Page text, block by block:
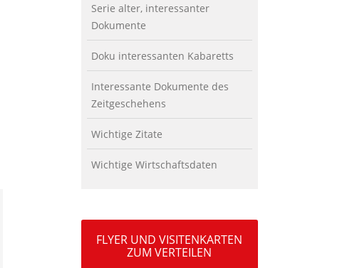
Serie alter, interessanter
Dokumente
Doku interessanten Kabaretts
Interessante Dokumente des
Zeitgeschehens
Wichtige Zitate
Wichtige Wirtschaftsdaten
FLYER UND VISITENKARTEN
ZUM VERTEILEN